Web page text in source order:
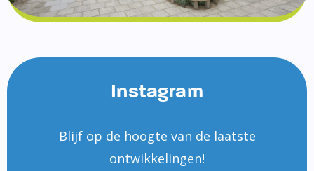
Instagram
Blijf op de hoogte van de laatste
ontwikkelingen!